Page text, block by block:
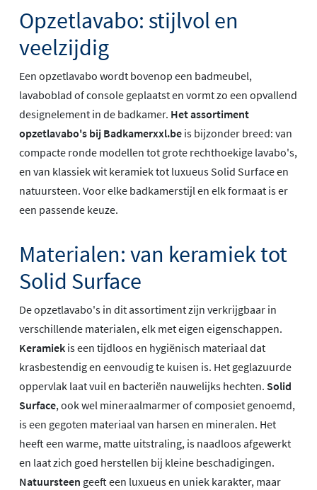
Opzetlavabo: stijlvol en
veelzijdig
Een opzetlavabo wordt bovenop een badmeubel,
lavaboblad of console geplaatst en vormt zo een opvallend
designelement in de badkamer. Het assortiment
opzetlavabo's bij Badkamerxxl.be is bijzonder breed: van
compacte ronde modellen tot grote rechthoekige lavabo's,
en van klassiek wit keramiek tot luxueus Solid Surface en
natuursteen. Voor elke badkamerstijl en elk formaat is er
een passende keuze.
Materialen: van keramiek tot
Solid Surface
De opzetlavabo's in dit assortiment zijn verkrijgbaar in
verschillende materialen, elk met eigen eigenschappen.
Keramiek is een tijdloos en hygiënisch materiaal dat
krasbestendig en eenvoudig te kuisen is. Het geglazuurde
oppervlak laat vuil en bacteriën nauwelijks hechten. Solid
Surface, ook wel mineraalmarmer of composiet genoemd,
is een gegoten materiaal van harsen en mineralen. Het
heeft een warme, matte uitstraling, is naadloos afgewerkt
en laat zich goed herstellen bij kleine beschadigingen.
Natuursteen geeft een luxueus en uniek karakter, maar